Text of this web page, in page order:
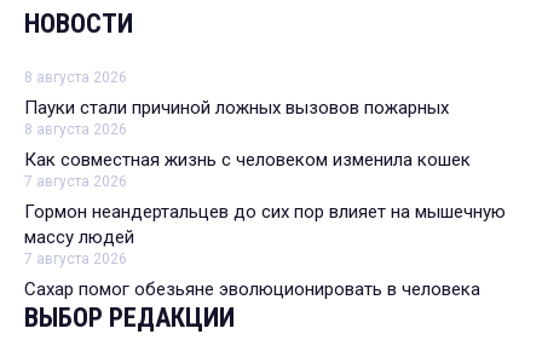
НОВОСТИ
8 августа 2026
Пауки стали причиной ложных вызовов пожарных
8 августа 2026
Как совместная жизнь с человеком изменила кошек
7 августа 2026
Гормон неандертальцев до сих пор влияет на мышечную
массу людей
7 августа 2026
Сахар помог обезьяне эволюционировать в человека
ВЫБОР РЕДАКЦИИ